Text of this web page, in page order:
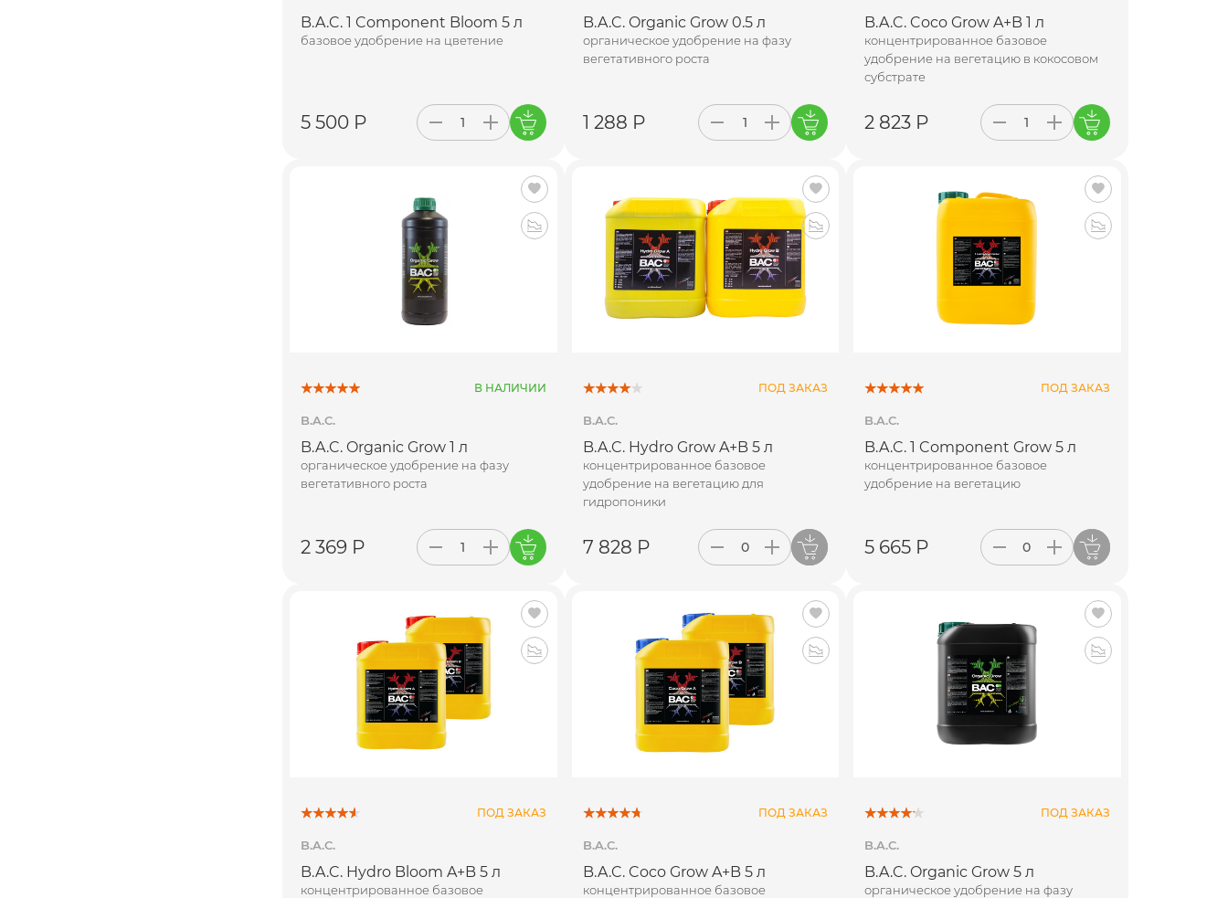
B.A.C. 1 Component Bloom 5 л
базовое удобрение на цветение
5 500 Р
B.A.C. Organic Grow 0.5 л
органическое удобрение на фазу
вегетативного роста
1 288 Р
B.A.C. Coco Grow A+B 1 л
концентрированное базовое
удобрение на вегетацию в кокосовом
субстрате
2 823 Р
В НАЛИЧИИ
B.A.C.
B.A.C. Organic Grow 1 л
органическое удобрение на фазу
вегетативного роста
2 369 Р
ПОД ЗАКАЗ
B.A.C.
B.A.C. Hydro Grow A+B 5 л
концентрированное базовое
удобрение на вегетацию для
гидропоники
7 828 Р
ПОД ЗАКАЗ
B.A.C.
B.A.C. 1 Component Grow 5 л
концентрированное базовое
удобрение на вегетацию
5 665 Р
ПОД ЗАКАЗ
B.A.C.
B.A.C. Hydro Bloom A+B 5 л
концентрированное базовое
ПОД ЗАКАЗ
B.A.C.
B.A.C. Coco Grow A+B 5 л
концентрированное базовое
ПОД ЗАКАЗ
B.A.C.
B.A.C. Organic Grow 5 л
органическое удобрение на фазу